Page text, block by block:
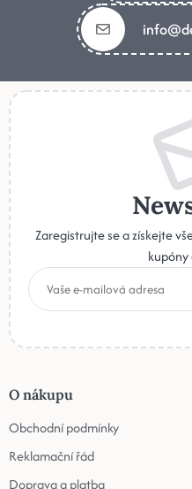
Zaregistrujte se a získejte
kupóny
O nákupu
Obchodní podmínky
Reklamační řád
Doprava a platba